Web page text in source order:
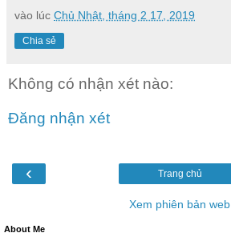
vào lúc Chủ Nhật, tháng 2 17, 2019
Chia sẻ
Không có nhận xét nào:
Đăng nhận xét
‹ Trang chủ
Xem phiên bản web
About Me